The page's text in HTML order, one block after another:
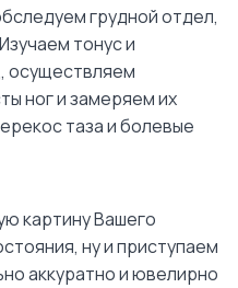
грудной отдел,
тонус и
осуществляем
ног и замеряем их
таза и болевые
картину Вашего
ну и приступаем
аккуратно и ювелирно